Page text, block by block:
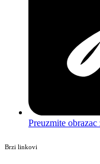
Preuzmite
Brzi linkovi